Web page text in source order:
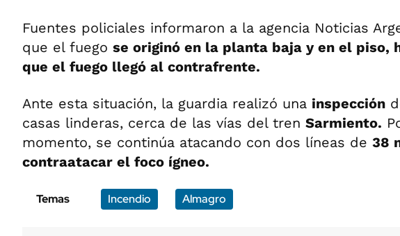
Fuentes policiales informaron a la agencia Noticias
que el fuego se originó en la planta baja y en el piso,
que el fuego llegó al contrafrente.
Ante esta situación, la guardia realizó una inspección
casas linderas, cerca de las vías del tren Sarmiento.
momento, se continúa atacando con dos líneas de 38
contraatacar el foco ígneo.
Temas Incendio Almagro